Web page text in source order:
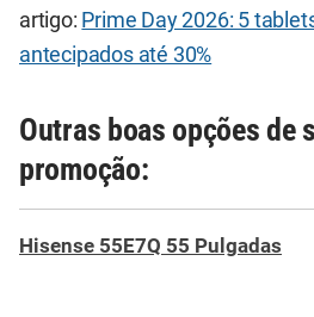
artigo: Prime Day 2026: 5
antecipados até 30%
Outras boas opções de
promoção:
Hisense 55E7Q 55 Pulgadas